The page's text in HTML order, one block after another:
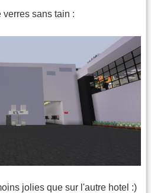
verres sans tain :
jolies que sur l'autre hotel :)